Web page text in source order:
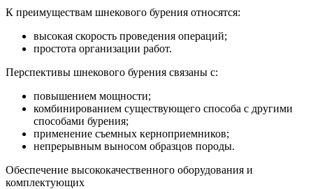
К преимуществам шнекового бурения относятся:
высокая скорость проведения операций;
простота организации работ.
Перспективы шнекового бурения связаны с:
повышением мощности;
комбинированием существующего способа с другими
способами бурения;
применение съемных керноприемников;
непрерывным выносом образцов породы.
Обеспечение высококачественного оборудования и
комплектующих